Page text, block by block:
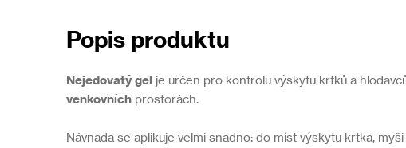
Popis produktu
Nejedovatý gel je určen pro kontrolu výskytu krtků a
venkovních prostorách.
Návnada se aplikuje velmi snadno: do míst výskytu krtka,